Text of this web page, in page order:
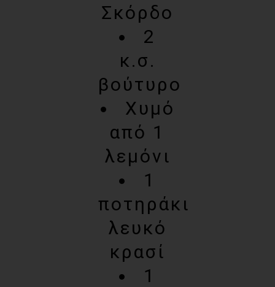
Σκόρδο
2
κ.σ.
βούτυρο
Χυμό
από 1
λεμόνι
1
ποτηράκι
λευκό
κρασί
1